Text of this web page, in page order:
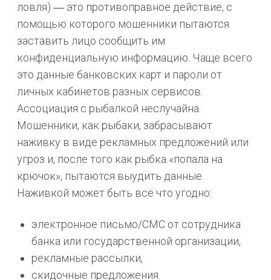
ловля) ― это противоправное действие, с
помощью которого мошенники пытаются
заставить лицо сообщить им
конфиденциальную информацию. Чаще всего
это данные банковских карт и пароли от
личных кабинетов разных сервисов.
Ассоциация с рыбалкой неслучайна.
Мошенники, как рыбаки, забрасывают
наживку в виде рекламных предложений или
угроз и, после того как рыбка «попала на
крючок», пытаются выудить данные.
Наживкой может быть всё что угодно:
электронное письмо/СМС от сотрудника
банка или государственной организации,
рекламные рассылки,
скидочные предложения.